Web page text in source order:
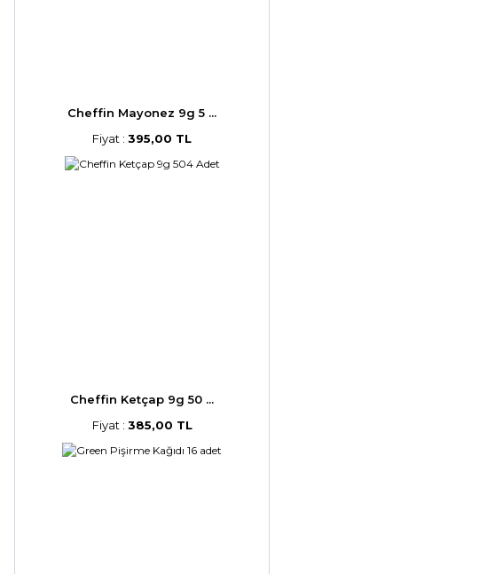
Cheffin Mayonez 9g 5 ...
Fiyat : 395,00 TL
Cheffin Ketçap 9g 50 ...
Fiyat : 385,00 TL